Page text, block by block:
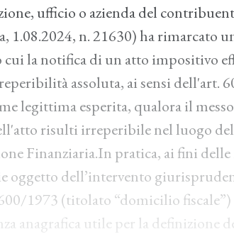
ufficio o azienda del
1.08.2024, n. 21630) ha rimarcato
cui la notifica di un atto impositivo
assoluta, ai sensi dell'art.
legittima esperita, qualora il
risulti irreperibile nel luogo
Finanziaria.In pratica, ai fini
oggetto dell’intervento
1973 (titolato “domicilio fiscale”)
anagrafica utile per la definizione